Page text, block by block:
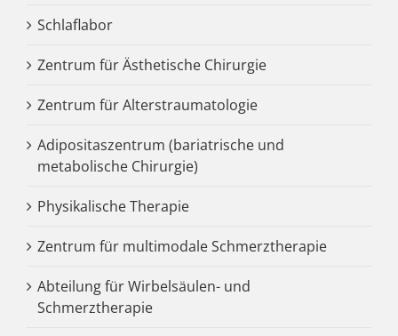
Schlaflabor
Zentrum für Ästhetische Chirurgie
Zentrum für Alterstraumatologie
Adipositaszentrum (bariatrische und
metabolische Chirurgie)
Physikalische Therapie
Zentrum für multimodale Schmerztherapie
Abteilung für Wirbelsäulen- und
Schmerztherapie